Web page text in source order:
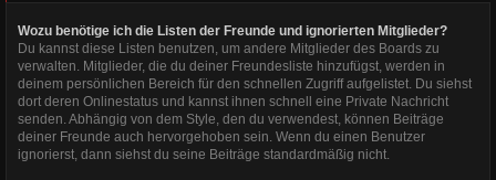
Wozu benötige ich die Listen der Freunde und ignorierten Mitglieder?
Du kannst diese Listen benutzen, um andere Mitglieder des Boards zu
verwalten. Mitglieder, die du deiner Freundesliste hinzufügst, werden in
deinem persönlichen Bereich für den schnellen Zugriff aufgelistet. Du siehst
dort deren Onlinestatus und kannst ihnen schnell eine Private Nachricht
senden. Abhängig von dem Style, den du verwendest, können Beiträge
deiner Freunde auch hervorgehoben sein. Wenn du einen Benutzer
ignorierst, dann siehst du seine Beiträge standardmäßig nicht.